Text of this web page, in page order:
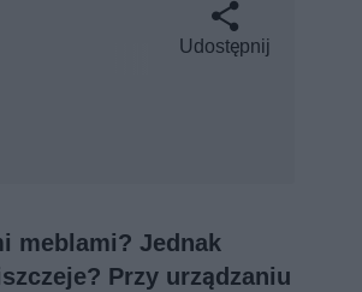
Udostępnij
meblami? Jednak
Przy urządzaniu